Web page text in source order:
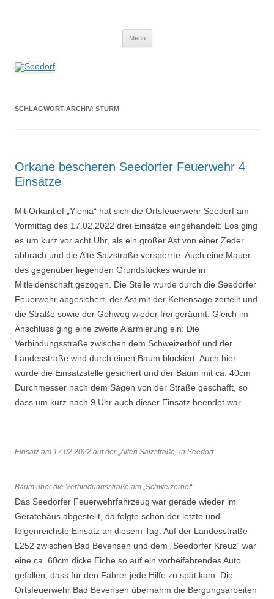
Menü
SCHLAGWORT-ARCHIV: STURM
Orkane bescheren Seedorfer Feuerwehr 4
Einsätze
Mit Orkantief „Ylenia“ hat sich die Ortsfeuerwehr Seedorf am
Vormittag des 17.02.2022 drei Einsätze eingehandelt: Los ging
es um kurz vor acht Uhr, als ein großer Ast von einer Zeder
abbrach und die Alte Salzstraße versperrte. Auch eine Mauer
des gegenüber liegenden Grundstückes wurde in
Mitleidenschaft gezogen. Die Stelle wurde durch die Seedorfer
Feuerwehr abgesichert, der Ast mit der Kettensäge zerteilt und
die Straße sowie der Gehweg wieder frei geräumt. Gleich im
Anschluss ging eine zweite Alarmierung ein: Die
Verbindungsstraße zwischen dem Schweizerhof und der
Landesstraße wird durch einen Baum blockiert. Auch hier
wurde die Einsatzstelle gesichert und der Baum mit ca. 40cm
Durchmesser nach dem Sägen von der Straße geschafft, so
dass um kurz nach 9 Uhr auch dieser Einsatz beendet war.
Einsatz am 17.02.2022 auf der „Alten Salzstraße“ in Seedorf
Baum über die Verbindungsstraße am „Schweizerhof“
Das Seedorfer Feuerwehrfahrzeug war gerade wieder im
Gerätehaus abgestellt, da folgte schon der letzte und
folgenreichste Einsatz an diesem Tag. Auf der Landesstraße
L252 zwischen Bad Bevensen und dem „Seedorfer Kreuz“ war
eine ca. 60cm dicke Eiche so auf ein vorbeifahrendes Auto
gefallen, dass für den Fahrer jede Hilfe zu spät kam. Die
Ortsfeuerwehr Bad Bevensen übernahm die Bergungsarbeiten